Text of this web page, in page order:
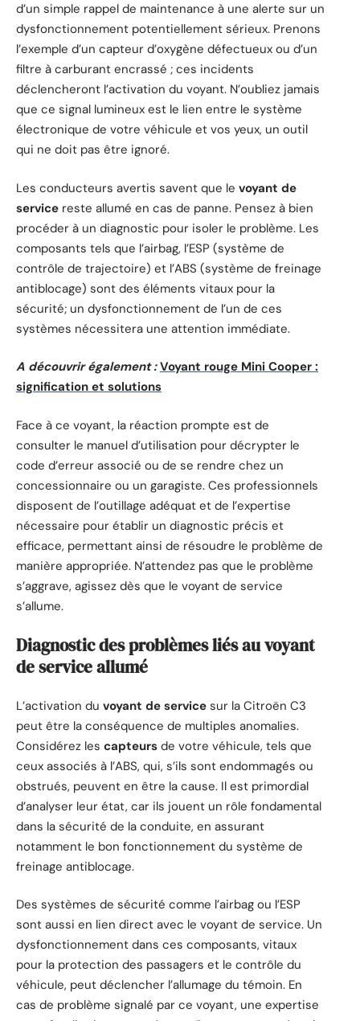
d’un simple rappel de maintenance à une alerte sur un
dysfonctionnement potentiellement sérieux. Prenons
l’exemple d’un capteur d’oxygène défectueux ou d’un
filtre à carburant encrassé ; ces incidents
déclencheront l’activation du voyant. N’oubliez jamais
que ce signal lumineux est le lien entre le système
électronique de votre véhicule et vos yeux, un outil
qui ne doit pas être ignoré.
Les conducteurs avertis savent que le voyant de
service reste allumé en cas de panne. Pensez à bien
procéder à un diagnostic pour isoler le problème. Les
composants tels que l’airbag, l’ESP (système de
contrôle de trajectoire) et l’ABS (système de freinage
antiblocage) sont des éléments vitaux pour la
sécurité; un dysfonctionnement de l’un de ces
systèmes nécessitera une attention immédiate.
A découvrir également : Voyant rouge Mini Cooper :
signification et solutions
Face à ce voyant, la réaction prompte est de
consulter le manuel d’utilisation pour décrypter le
code d’erreur associé ou de se rendre chez un
concessionnaire ou un garagiste. Ces professionnels
disposent de l’outillage adéquat et de l’expertise
nécessaire pour établir un diagnostic précis et
efficace, permettant ainsi de résoudre le problème de
manière appropriée. N’attendez pas que le problème
s’aggrave, agissez dès que le voyant de service
s’allume.
Diagnostic des problèmes liés au voyant
de service allumé
L’activation du voyant de service sur la Citroën C3
peut être la conséquence de multiples anomalies.
Considérez les capteurs de votre véhicule, tels que
ceux associés à l’ABS, qui, s’ils sont endommagés ou
obstrués, peuvent en être la cause. Il est primordial
d’analyser leur état, car ils jouent un rôle fondamental
dans la sécurité de la conduite, en assurant
notamment le bon fonctionnement du système de
freinage antiblocage.
Des systèmes de sécurité comme l’airbag ou l’ESP
sont aussi en lien direct avec le voyant de service. Un
dysfonctionnement dans ces composants, vitaux
pour la protection des passagers et le contrôle du
véhicule, peut déclencher l’allumage du témoin. En
cas de problème signalé par ce voyant, une expertise